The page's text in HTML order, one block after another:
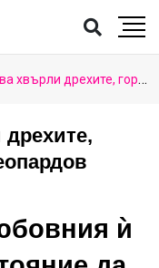
горещи плажовете по леопардов бански (Снимки)
ѝ